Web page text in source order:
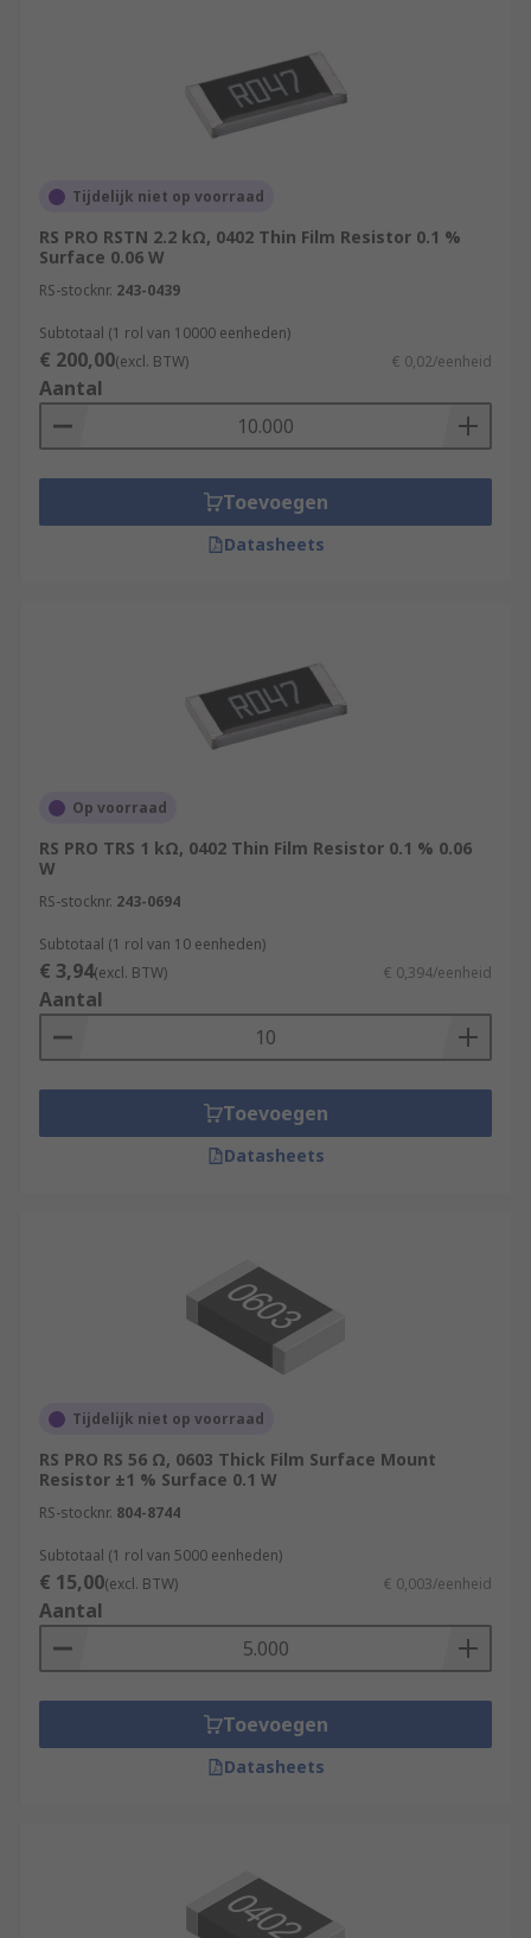
Tijdelijk niet op voorraad
RS PRO RSTN 2.2 kΩ, 0402 Thin Film Resistor 0.1 %
Surface 0.06 W
RS-stocknr. 243-0439
Subtotaal (1 rol van 10000 eenheden)
€ 200,00(excl. BTW) € 0,02/eenheid
Aantal
Toevoegen
Datasheets
Op voorraad
RS PRO TRS 1 kΩ, 0402 Thin Film Resistor 0.1 % 0.06
W
RS-stocknr. 243-0694
Subtotaal (1 rol van 10 eenheden)
€ 3,94(excl. BTW) € 0,394/eenheid
Aantal
Toevoegen
Datasheets
Tijdelijk niet op voorraad
RS PRO RS 56 Ω, 0603 Thick Film Surface Mount
Resistor ±1 % Surface 0.1 W
RS-stocknr. 804-8744
Subtotaal (1 rol van 5000 eenheden)
€ 15,00(excl. BTW) € 0,003/eenheid
Aantal
Toevoegen
Datasheets